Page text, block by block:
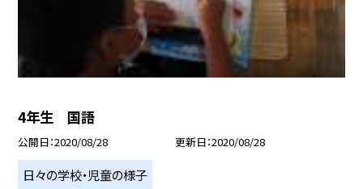
4年生 国語
公開日 2020/08/28 更新日 2020/08/28
日々の学校・児童の様子